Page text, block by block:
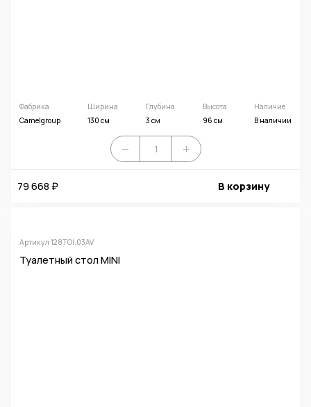
Фабрика
Camelgroup
Ширина
130 см
Глубина
3 см
Высота
96 см
Наличие
В наличии
79 668 ₽ В корзину
Артикул 128TOI.03AV
Туалетный стол MINI